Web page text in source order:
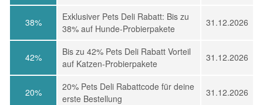
38%
Exklusiver Pets Deli Rabatt: Bis zu
38% auf Hunde-Probierpakete
31.12.2026
42%
Bis zu 42% Pets Deli Rabatt Vorteil
auf Katzen-Probierpakete
31.12.2026
20%
20% Pets Deli Rabattcode für deine
erste Bestellung
31.12.2026